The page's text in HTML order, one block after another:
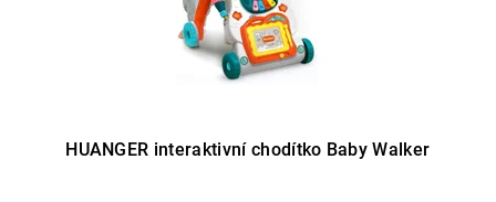
HUANGER interaktivní chodítko Baby Walker